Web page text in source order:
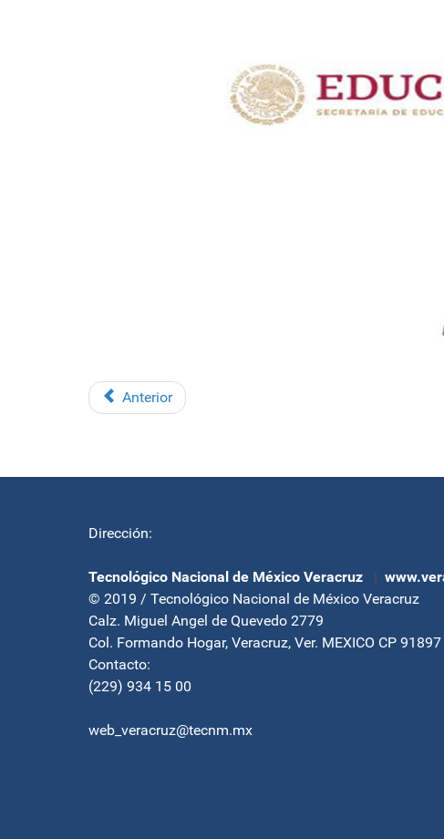
Anterior
Dirección:
Tecnológico Nacional de México Veracruz |
© 2019 / Tecnológico Nacional de México Veracruz
Calz. Miguel Angel de Quevedo 2779
Col. Formando Hogar, Veracruz, Ver. MEXICO CP 91897
Contacto:
(229) 934 15 00
web_veracruz@tecnm.mx